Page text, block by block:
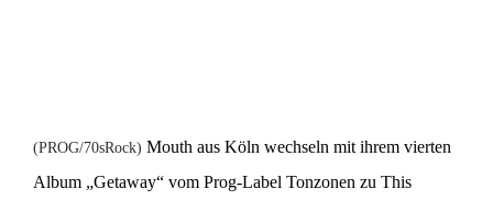
(PROG/70sRock) Mouth aus Köln wechseln mit ihrem vierten
Album „Getaway“ vom Prog-Label Tonzonen zu This